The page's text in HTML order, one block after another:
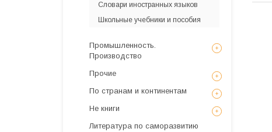
Словари иностранных языков
Школьные учебники и пособия
Промышленность.
Производство
Прочие
По странам и континентам
Не книги
Литература по саморазвитию